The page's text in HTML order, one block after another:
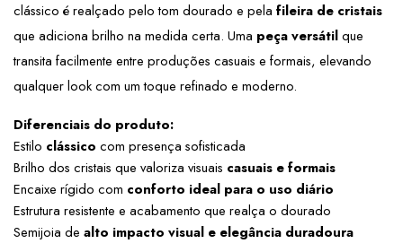
clássico é realçado pelo tom dourado e pela fileira de cristais
que adiciona brilho na medida certa. Uma peça versátil que
transita facilmente entre produções casuais e formais, elevando
qualquer look com um toque refinado e moderno.
Diferenciais do produto:
Estilo clássico com presença sofisticada
Brilho dos cristais que valoriza visuais casuais e formais
Encaixe rígido com conforto ideal para o uso diário
Estrutura resistente e acabamento que realça o dourado
Semijoia de alto impacto visual e elegância duradoura